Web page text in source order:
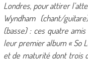
Londres, pour attirer
Wyndham (chant/
(basse) : ces quatre
leur premier album « So
et de maturité dont trois